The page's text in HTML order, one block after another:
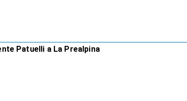
Patuelli a La Prealpina